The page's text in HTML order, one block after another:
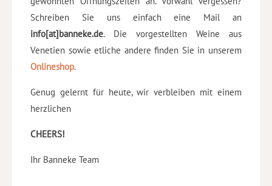
Schreiben Sie uns einfach eine Mail an
info[at]banneke.de. Die vorgestellten Weine aus
Venetien sowie etliche andere finden Sie in unserem
Onlineshop.
Genug gelernt für heute, wir verbleiben mit einem
herzlichen
CHEERS!
Ihr Banneke Team